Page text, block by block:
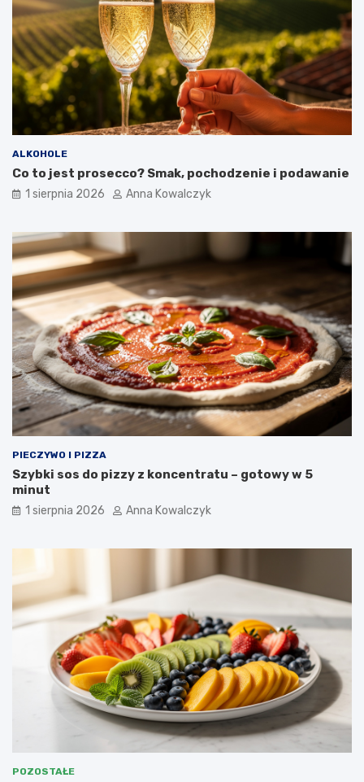
ALKOHOLE
Co to jest prosecco? Smak, pochodzenie i podawanie
1 sierpnia 2026 Anna Kowalczyk
PIECZYWO I PIZZA
Szybki sos do pizzy z koncentratu – gotowy w 5
minut
1 sierpnia 2026 Anna Kowalczyk
POZOSTAŁE